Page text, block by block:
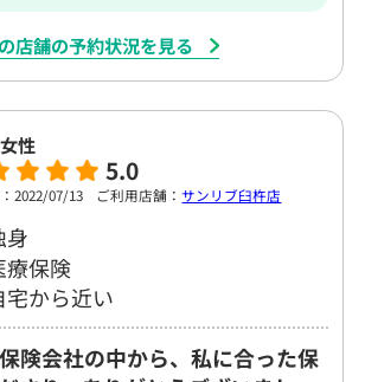
店舗の予約状況を見る
性
5.0
2022/07/13 ご利用店舗：サンリブ臼杵店
身
療保険
宅から近い
険会社の中から、私に合った保